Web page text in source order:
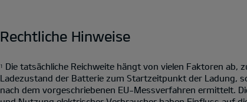
Rechtliche Hinweise
1
Die tatsächliche Reichweite hängt von vielen Faktoren
Ladezustand der Batterie zum Startzeitpunkt der Ladung,
nach dem vorgeschriebenen EU-Messverfahren ermittelt.